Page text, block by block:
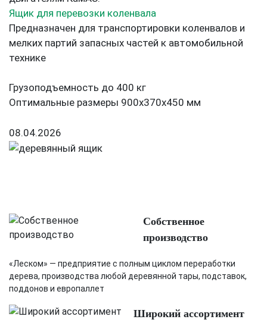
Ящик для перевозки коленвала
Предназначен для транспортировки коленвалов и
мелких партий запасных частей к автомобильной
технике
Грузоподъемность до 400 кг
Оптимальные размеры 900х370х450 мм
08.04.2026
Собственное
производство
«Леском» — предприятие с полным циклом переработки
дерева, производства любой деревянной тары, подставок,
поддонов и европаллет
Широкий ассортимент